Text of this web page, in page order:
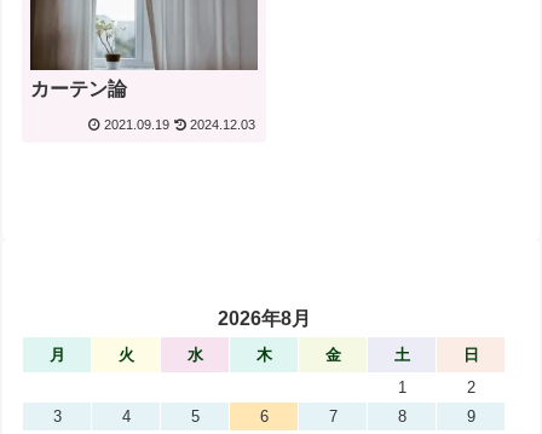
カーテン論
2021.09.19 2024.12.03
2026年8月
月 火 水 木 金 土
日
1
2
3
4 5 6 7 8
9